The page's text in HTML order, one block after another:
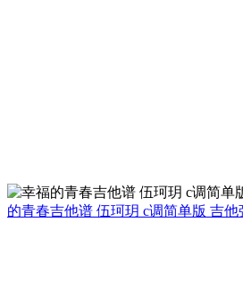
的青春吉他谱 伍珂玥 c调简单版 吉